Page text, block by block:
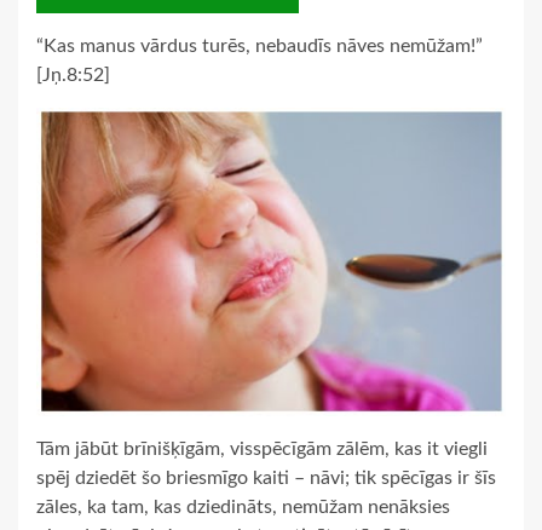
“Kas manus vārdus turēs, nebaudīs nāves nemūžam!”
[Jņ.8:52]
Tām jābūt brīnišķīgām, visspēcīgām zālēm, kas it viegli
spēj dziedēt šo briesmīgo kaiti – nāvi; tik spēcīgas ir šīs
zāles, ka tam, kas dziedināts, nemūžam nenāksies